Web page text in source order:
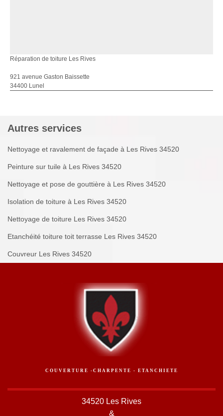
Réparation de toiture Les Rives
921 avenue Gaston Baissette
34400 Lunel
Autres services
Nettoyage et ravalement de façade à Les Rives 34520
Peinture sur tuile à Les Rives 34520
Nettoyage et pose de gouttière à Les Rives 34520
Isolation de toiture à Les Rives 34520
Nettoyage de toiture Les Rives 34520
Etanchéité toiture toit terrasse Les Rives 34520
Couvreur Les Rives 34520
COUVERTURE -CHARPENTE - ETANCHIETE
34520 Les Rives
&